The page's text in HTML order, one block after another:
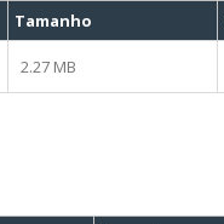
Tamanho
2.27 MB